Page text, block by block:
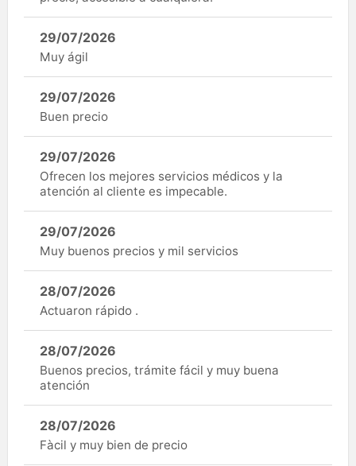
29/07/2026
Muy ágil
29/07/2026
Buen precio
29/07/2026
Ofrecen los mejores servicios médicos y la
atención al cliente es impecable.
29/07/2026
Muy buenos precios y mil servicios
28/07/2026
Actuaron rápido .
28/07/2026
Buenos precios, trámite fácil y muy buena
atención
28/07/2026
Fàcil y muy bien de precio